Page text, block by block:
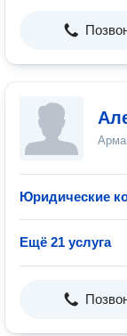
Юридические
Ещё 21 услуга